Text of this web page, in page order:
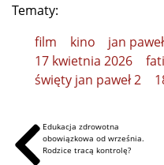
Tematy:
film
kino jan
17 kwietnia 2026
święty jan paweł 2
Edukacja zdrowotna
obowiązkowa od września.
Rodzice tracą kontrolę?